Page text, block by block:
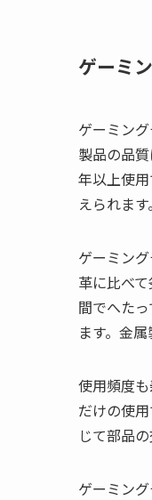
ゲーミ
ゲーミン
製品の品
年以上使
えられます。
ゲーミン
革に比べ
間でへた
ます。金
使用頻度
だけの使
じて部品
ゲーミン